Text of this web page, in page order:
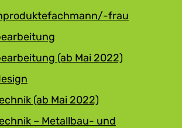
frau
(ab Mai 2022)
(ab Mai 2022)
– Metallbau- und